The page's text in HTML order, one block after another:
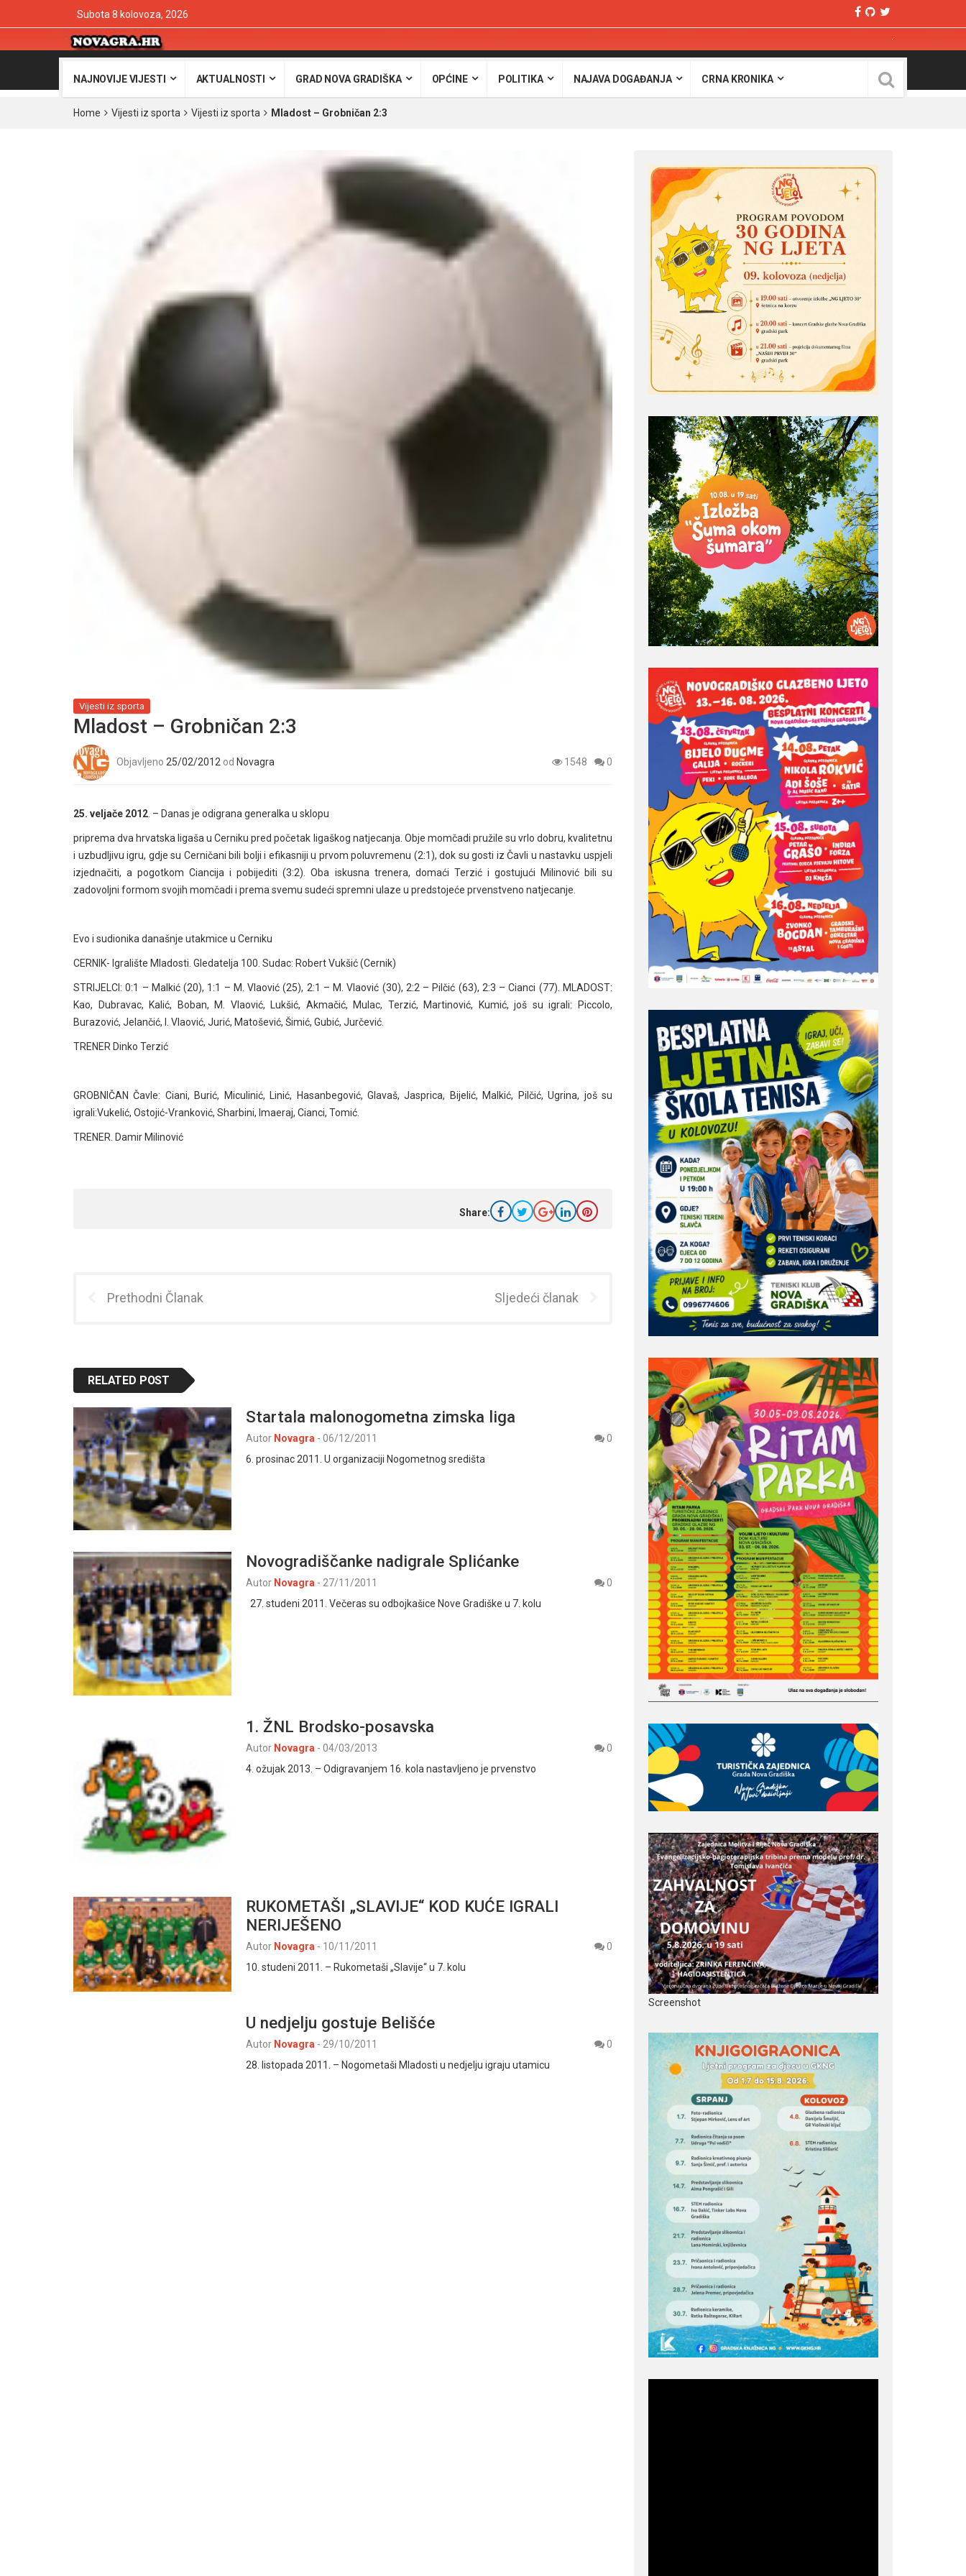
Subota 8 kolovoza, 2026
NAJNOVIJE VIJESTI AKTUALNOSTI GRAD NOVA GRADIŠKA OPĆINE POLITIKA NAJAVA DOGAĐANJA CRNA KRONIKA
Home Vijesti iz sporta Vijesti iz sporta Mladost – Grobničan 2:3
Vijesti iz sporta
Mladost – Grobničan 2:3
Objavljeno 25/02/2012 od Novagra 1548 0
25. veljače 2012 . – Danas je odigrana generalka u sklopu
priprema dva hrvatska ligaša u Cerniku pred početak ligaškog natjecanja. Obje momčadi pružile su vrlo dobru, kvalitetnu
i uzbudljivu igru, gdje su Cerničani bili bolji i efikasniji u prvom poluvremenu (2:1), dok su gosti iz Čavli u nastavku uspjeli
izjednačiti, a pogotkom Ciancija i pobijediti (3:2). Oba iskusna trenera, domaći Terzić i gostujući Milinović bili su
zadovoljni formom svojih momčadi i prema svemu sudeći spremni ulaze u predstojeće prvenstveno natjecanje.
Evo i sudionika današnje utakmice u Cerniku
CERNIK- Igralište Mladosti. Gledatelja 100. Sudac: Robert Vukšić (Cernik)
STRIJELCI: 0:1 – Malkić (20), 1:1 – M. Vlaović (25), 2:1 – M. Vlaović (30), 2:2 – Pilčić (63), 2:3 – Cianci (77). MLADOST:
Kao, Dubravac, Kalić, Boban, M. Vlaović, Lukšić, Akmačić, Mulac, Terzić, Martinović, Kumić, još su igrali: Piccolo,
Burazović, Jelančić, I. Vlaović, Jurić, Matošević, Šimić, Gubić, Jurčević.
TRENER Dinko Terzić
GROBNIČAN Čavle: Ciani, Burić, Miculinić, Linić, Hasanbegović, Glavaš, Jasprica, Bijelić, Malkić, Pilčić, Ugrina, još su
igrali:Vukelić, Ostojić-Vranković, Sharbini, Imaeraj, Cianci, Tomić.
TRENER. Damir Milinović
Share:
Prethodni Članak Sljedeći članak
RELATED POST
Startala malonogometna zimska liga
Autor Novagra - 06/12/2011
0
6. prosinac 2011. U organizaciji Nogometnog središta
Novogradiščanke nadigrale Splićanke
Autor Novagra - 27/11/2011
0
27. studeni 2011. Večeras su odbojkašice Nove Gradiške u 7. kolu
1. ŽNL Brodsko-posavska
Autor Novagra - 04/03/2013
0
4. ožujak 2013. – Odigravanjem 16. kola nastavljeno je prvenstvo
RUKOMETAŠI „SLAVIJE“ KOD KUĆE IGRALI
NERIJEŠENO
Autor Novagra - 10/11/2011
0
10. studeni 2011. – Rukometaši „Slavije“ u 7. kolu
U nedjelju gostuje Belišće
Autor Novagra - 29/10/2011
0
28. listopada 2011. – Nogometaši Mladosti u nedjelju igraju utamicu
Screenshot